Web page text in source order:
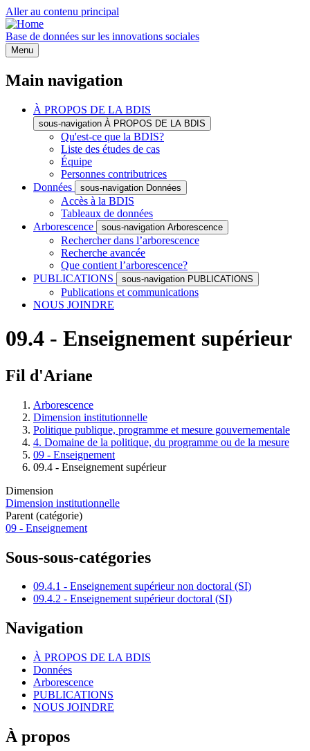
Aller au contenu principal
Base de données sur les innovations sociales
Menu
Main navigation
À PROPOS DE LA BDIS
sous-navigation À PROPOS DE LA BDIS
Qu'est-ce que la BDIS?
Liste des études de cas
Équipe
Personnes contributrices
Données
sous-navigation Données
Accès à la BDIS
Tableaux de données
Arborescence
sous-navigation Arborescence
Rechercher dans l’arborescence
Recherche avancée
Que contient l’arborescence?
PUBLICATIONS
sous-navigation PUBLICATIONS
Publications et communications
NOUS JOINDRE
09.4 - Enseignement supérieur
Fil d'Ariane
Arborescence
Dimension institutionnelle
Politique publique, programme et mesure gouvernementale
4. Domaine de la politique, du programme ou de la mesure
09 - Enseignement
09.4 - Enseignement supérieur
Dimension
Dimension institutionnelle
Parent (catégorie)
09 - Enseignement
Sous-sous-catégories
09.4.1 - Enseignement supérieur non doctoral (SI)
09.4.2 - Enseignement supérieur doctoral (SI)
Navigation
À PROPOS DE LA BDIS
Données
Arborescence
PUBLICATIONS
NOUS JOINDRE
À propos